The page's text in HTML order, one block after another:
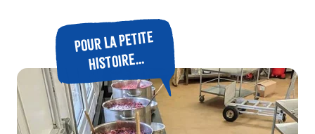
Pour la petite
histoire…